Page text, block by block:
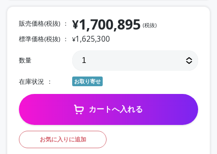
販売価格(税抜) ¥1,700,895 (税抜)
標準価格(税抜) ¥1,625,300
数量
在庫状況 お取り寄せ
カートへ入れる
お気に入りに追加